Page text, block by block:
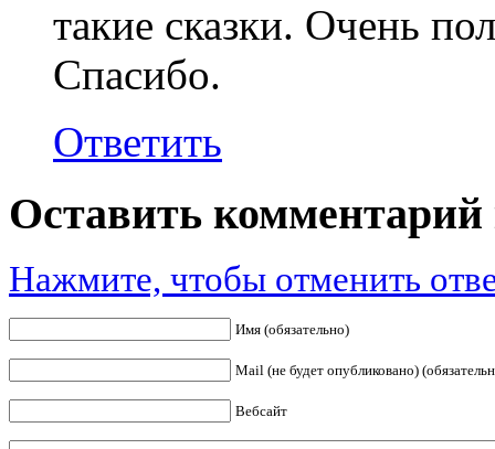
такие сказки. Очень
Спасибо.
Ответить
Оставить
Нажмите, чтобы отменить
Имя (обязательно)
Mail (не будет опубликовано)
Вебсайт